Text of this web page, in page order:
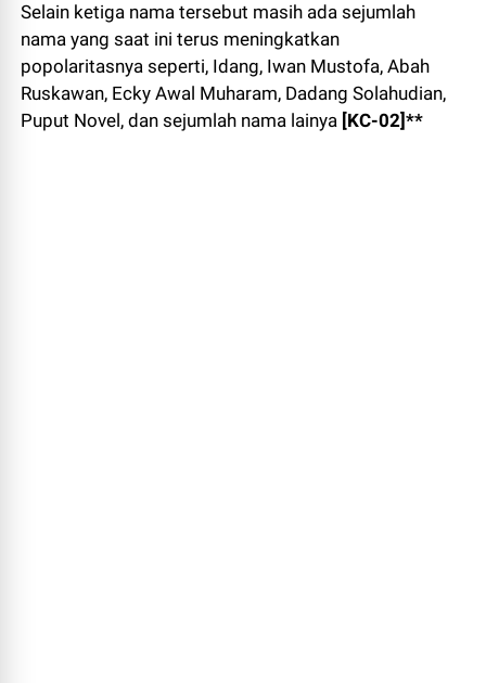
Selain ketiga nama tersebut masih ada sejumlah
nama yang saat ini terus meningkatkan
popolaritasnya seperti, Idang, Iwan Mustofa, Abah
Ruskawan, Ecky Awal Muharam, Dadang Solahudian,
Puput Novel, dan sejumlah nama lainya [KC-02]**